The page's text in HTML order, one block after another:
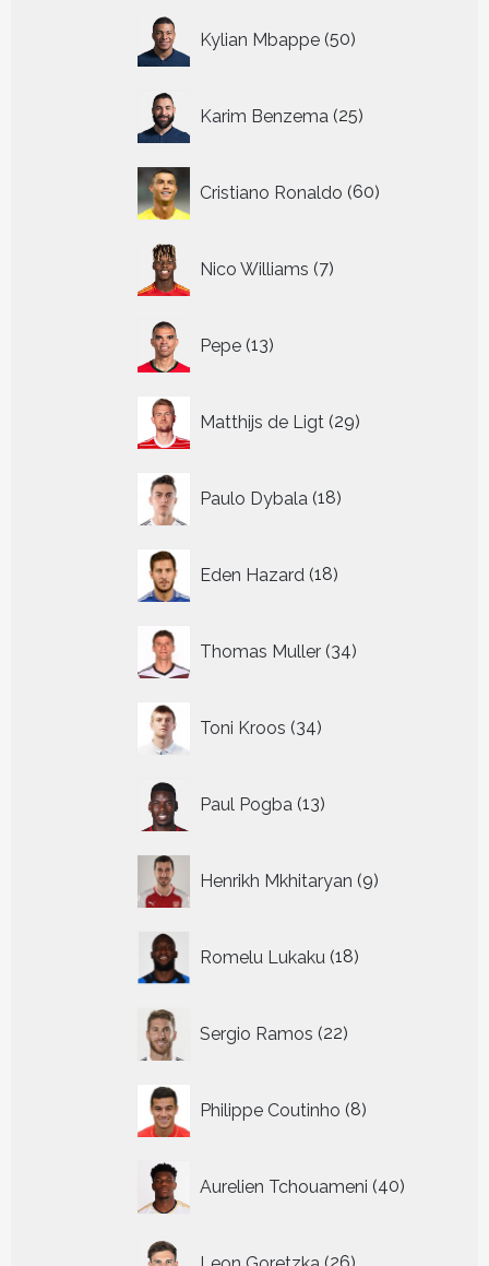
Kylian Mbappe 50
producten
Karim Benzema 25
producten
Cristiano Ronaldo 60
producten
Nico Williams 7
producten
Pepe 13
producten
Matthijs de Ligt 29
producten
Paulo Dybala 18
producten
Eden Hazard 18
producten
Thomas Muller 34
producten
Toni Kroos 34
producten
Paul Pogba 13
producten
Henrikh Mkhitaryan 9
producten
Romelu Lukaku 18
producten
Sergio Ramos 22
producten
Philippe Coutinho 8
producten
Aurelien Tchouameni 40
producten